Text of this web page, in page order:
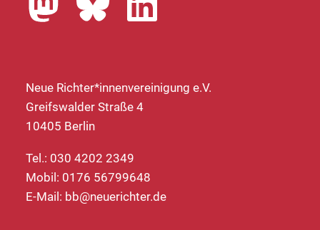
Neue Richter*innenvereinigung e.V.
Greifswalder Straße 4
10405 Berlin
Tel.: 030 4202 2349
Mobil: 0176 56799648
E-Mail: bb@neuerichter.de